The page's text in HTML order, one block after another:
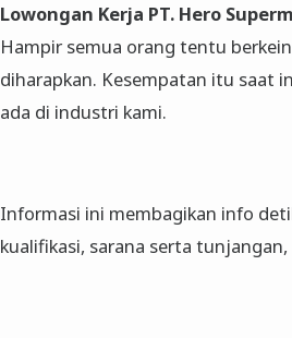
Lowongan Kerja PT. Hero
Hampir semua orang tentu
diharapkan. Kesempatan itu saat
ada di industri kami.
Informasi ini membagikan info
kualifikasi, sarana serta